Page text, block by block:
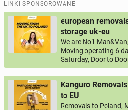
LINKI SPONSOROWANE
european
storage uk-eu
We are No1
Moving operating 6
Saturday, Door to
Kanguro
to EU
Removals to Poland,